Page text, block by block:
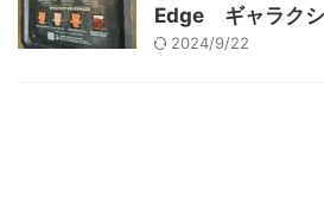
Edge ギャラクシ
2024/9/22